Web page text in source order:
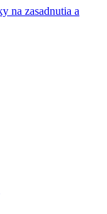
na zasadnutia a